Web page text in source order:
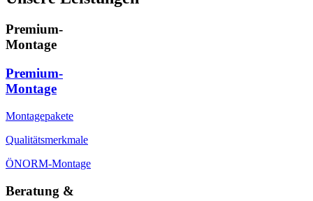
Premium-
Montage
Premium-
Montage
Montagepakete
Qualitätsmerkmale
ÖNORM-Montage
Beratung &